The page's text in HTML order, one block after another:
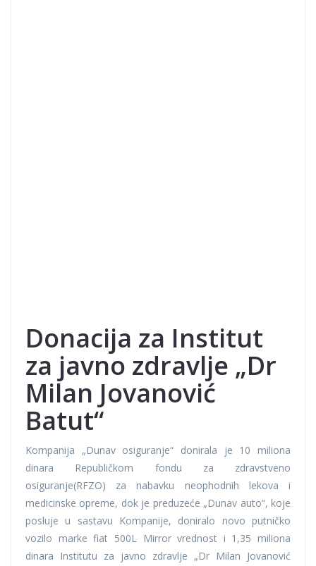
Donacija za Institut
za javno zdravlje „Dr
Milan Jovanović
Batut“
Kompanija „Dunav osiguranje“ donirala je 10 miliona
dinara Republičkom fondu za zdravstveno
osiguranje(RFZO) za nabavku neophodnih lekova i
medicinske opreme, dok je preduzeće „Dunav auto“, koje
posluje u sastavu Kompanije, doniralo novo putničko
vozilo marke fiat 500L Mirror vrednost i 1,35 miliona
dinara Institutu za javno zdravlje „Dr Milan Jovanović